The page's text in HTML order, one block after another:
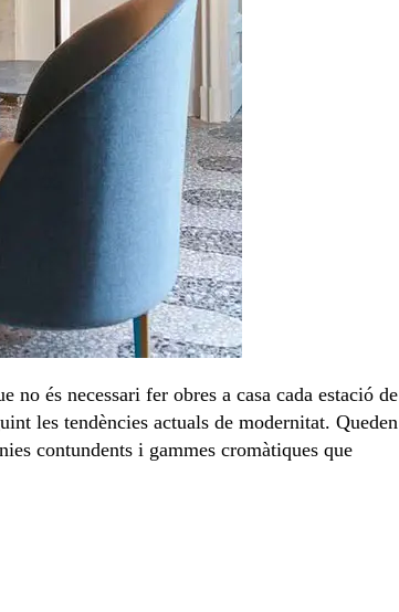
és necessari fer obres a casa cada estació de
les tendències actuals de modernitat. Queden
contundents i gammes cromàtiques que